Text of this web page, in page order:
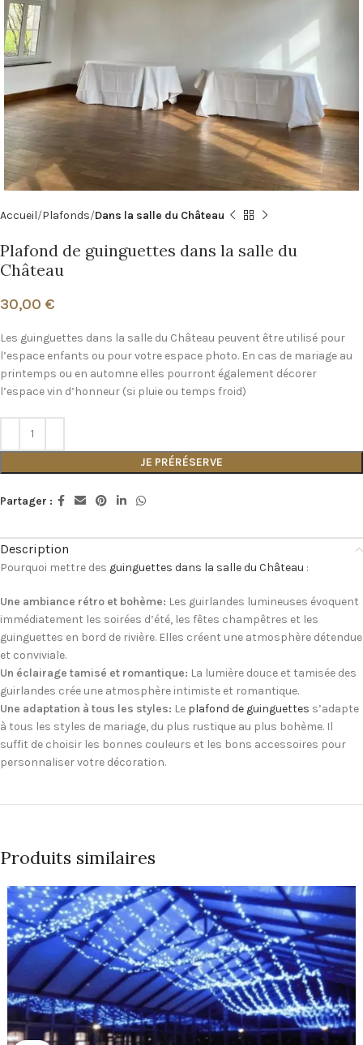
Accueil Plafonds Dans la salle du Château
Plafond de guinguettes dans la salle du
Château
30,00 €
Les guinguettes dans la salle du Château peuvent être utilisé pour
l’espace enfants ou pour votre espace photo. En cas de mariage au
printemps ou en automne elles pourront également décorer
l’espace vin d’honneur (si pluie ou temps froid)
JE PRÉRÉSERVE
Partager :
Description
Pourquoi mettre des guinguettes dans la salle du Château :
Une ambiance rétro et bohème: Les guirlandes lumineuses évoquent
immédiatement les soirées d’été, les fêtes champêtres et les
guinguettes en bord de rivière. Elles créent une atmosphère détendue
et conviviale.
Un éclairage tamisé et romantique: La lumière douce et tamisée des
guirlandes crée une atmosphère intimiste et romantique.
Une adaptation à tous les styles: Le plafond de guinguettes s’adapte
à tous les styles de mariage, du plus rustique au plus bohème. Il
suffit de choisir les bonnes couleurs et les bons accessoires pour
personnaliser votre décoration.
Produits similaires